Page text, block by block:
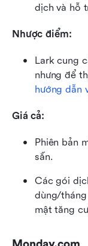
dịch và hỗ
Nhược điểm:
Lark cung
hướng dẫn
Giá cả:
Phiên bản
sẵn.
Các gói
dùng/
mật tăng